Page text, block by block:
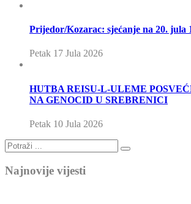
Prijedor/Kozarac: sjećanje na 20. jula
Petak 17 Jula 2026
HUTBA REISU-L-ULEME
NA GENOCID U SREBRENICI
Petak 10 Jula 2026
Najnovije vijesti